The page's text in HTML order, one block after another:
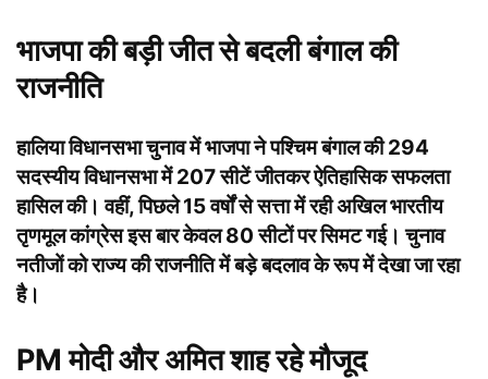
भाजपा की बड़ी जीत से बदली बंगाल की
राजनीति
हालिया विधानसभा चुनाव में भाजपा ने पश्चिम बंगाल की 294
सदस्यीय विधानसभा में 207 सीटें जीतकर ऐतिहासिक सफलता
हासिल की। वहीं, पिछले 15 वर्षों से सत्ता में रही अखिल भारतीय
तृणमूल कांग्रेस इस बार केवल 80 सीटों पर सिमट गई। चुनाव
नतीजों को राज्य की राजनीति में बड़े बदलाव के रूप में देखा जा रहा
है।
PM मोदी और अमित शाह रहे मौजूद